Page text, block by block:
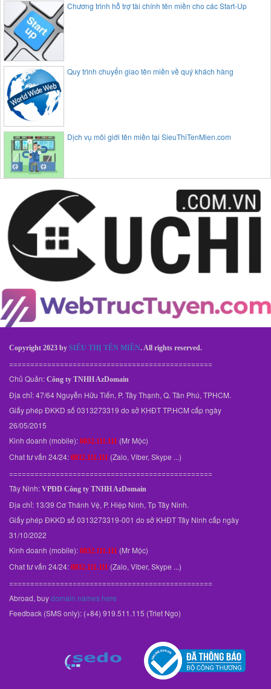
Chương trình hỗ trợ tài chính tên miền cho các Start-Up
Quy trình chuyển giao tên miền về quý khách hàng
Dịch vụ môi giới tên miền tại SieuThiTenMien.com
Copyright 2023 by SIÊU THỊ TÊN MIỀN. All rights reserved.
================================================
Chủ Quản: Công ty TNHH AzDomain
Địa chỉ: 47/64 Nguyễn Hữu Tiến, P. Tây Thạnh, Q. Tân Phú, TPHCM.
Giấy phép ĐKKD số 0313273319 do sở KHĐT TP.HCM cấp ngày
26/05/2015
Kinh doanh (mobile): 0832.111.111 (Mr Mộc)
Chat tư vấn 24/24: 0832.111.111 (Zalo, Viber, Skype ...)
================================================
Tây Ninh: VPĐD Công ty TNHH AzDomain
Địa chỉ: 13/39 Cơ Thánh Vệ, P. Hiệp Ninh, Tp Tây Ninh.
Giấy phép ĐKKD số 0313273319-001 do sở KHĐT Tây Ninh cấp ngày
31/10/2022
Kinh doanh (mobile): 0832.111.111 (Mr Mộc)
Chat tư vấn 24/24: 0832.111.111 (Zalo, Viber, Skype ...)
================================================
Abroad, buydomain names here
Feedback (SMS only): (+84) 919.511.115 (Triet Ngo)